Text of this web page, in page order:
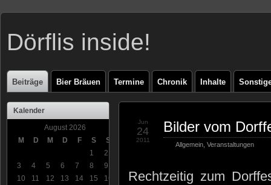
Dörflis inside!
Beiträge Bier Bräuen Termine Chronik Inhalte
Kalender
August 2026
M
D M D F S S
1
2
3
4 5 6 7 8
9
10
11 12 13 14 15
16
Bilder vom
Allgemein Veranstaltungen
Jun
24
2011
Rechtzeitig zum